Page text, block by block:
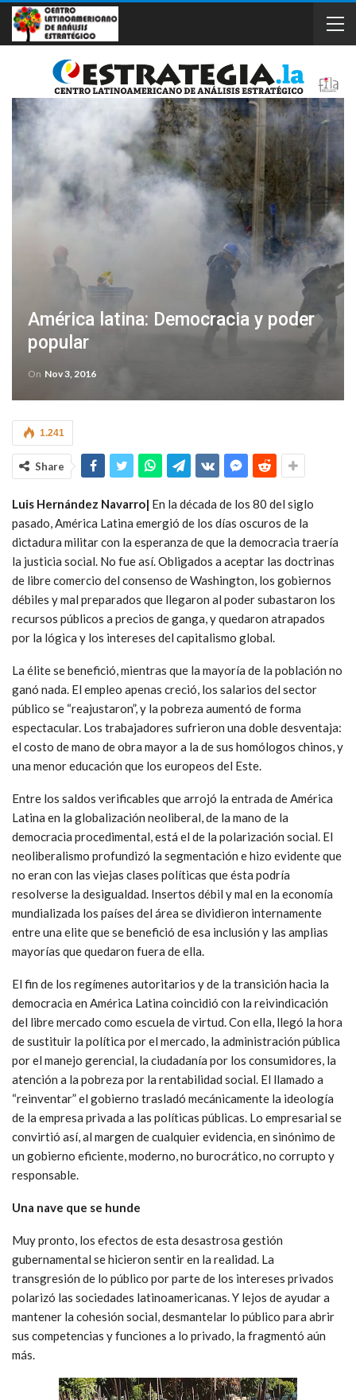
América latina: Democracia y poder
popular
On Nov 3, 2016
1.241
Share
Luis Hernández Navarro| En la década de los 80 del siglo
pasado, América Latina emergió de los días oscuros de la
dictadura militar con la esperanza de que la democracia traería
la justicia social. No fue así. Obligados a aceptar las doctrinas
de libre comercio del consenso de Washington, los gobiernos
débiles y mal preparados que llegaron al poder subastaron los
recursos públicos a precios de ganga, y quedaron atrapados
por la lógica y los intereses del capitalismo global.
La élite se benefició, mientras que la mayoría de la población no
ganó nada. El empleo apenas creció, los salarios del sector
público se “reajustaron”, y la pobreza aumentó de forma
espectacular. Los trabajadores sufrieron una doble desventaja:
el costo de mano de obra mayor a la de sus homólogos chinos, y
una menor educación que los europeos del Este.
Entre los saldos verificables que arrojó la entrada de América
Latina en la globalización neoliberal, de la mano de la
democracia procedimental, está el de la polarización social. El
neoliberalismo profundizó la segmentación e hizo evidente que
no eran con las viejas clases políticas que ésta podría
resolverse la desigualdad. Insertos débil y mal en la economía
mundializada los países del área se dividieron internamente
entre una elite que se benefició de esa inclusión y las amplias
mayorías que quedaron fuera de ella.
El fin de los regímenes autoritarios y de la transición hacia la
democracia en América Latina coincidió con la reivindicación
del libre mercado como escuela de virtud. Con ella, llegó la hora
de sustituir la política por el mercado, la administración pública
por el manejo gerencial, la ciudadanía por los consumidores, la
atención a la pobreza por la rentabilidad social. El llamado a
“reinventar” el gobierno trasladó mecánicamente la ideología
de la empresa privada a las políticas públicas. Lo empresarial se
convirtió así, al margen de cualquier evidencia, en sinónimo de
un gobierno eficiente, moderno, no burocrático, no corrupto y
responsable.
Una nave que se hunde
Muy pronto, los efectos de esta desastrosa gestión
gubernamental se hicieron sentir en la realidad. La
transgresión de lo público por parte de los intereses privados
polarizó las sociedades latinoamericanas. Y lejos de ayudar a
mantener la cohesión social, desmantelar lo público para abrir
sus competencias y funciones a lo privado, la fragmentó aún
más.